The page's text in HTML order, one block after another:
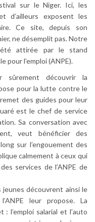
sur le Niger. Ici, les
d’ailleurs exposent les
Ce site, depuis son
ne désemplit pas. Notre
attirée par le stand
pour l’emploi (ANPE).
sûrement découvrir la
pour la lutte contre le
des guides pour leur
est le chef de service
Sa conversation avec
veut bénéficier des
sur l’engouement des
calmement à ceux qui
services de l’ANPE de
découvrent ainsi le
leur propose. La
l’emploi salarial et l’auto